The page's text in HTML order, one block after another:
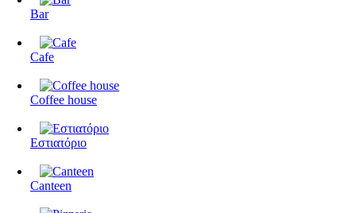
Bar
Cafe
Coffee house
Εστιατόριο
Canteen